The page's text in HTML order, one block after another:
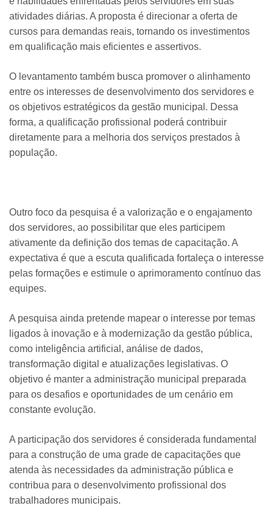
atividades diárias. A proposta é direcionar a oferta de
cursos para demandas reais, tornando os investimentos
em qualificação mais eficientes e assertivos.
O levantamento também busca promover o alinhamento
entre os interesses de desenvolvimento dos servidores e
os objetivos estratégicos da gestão municipal. Dessa
forma, a qualificação profissional poderá contribuir
diretamente para a melhoria dos serviços prestados à
população.
Outro foco da pesquisa é a valorização e o engajamento
dos servidores, ao possibilitar que eles participem
ativamente da definição dos temas de capacitação. A
expectativa é que a escuta qualificada fortaleça o interesse
pelas formações e estimule o aprimoramento contínuo das
equipes.
A pesquisa ainda pretende mapear o interesse por temas
ligados à inovação e à modernização da gestão pública,
como inteligência artificial, análise de dados,
transformação digital e atualizações legislativas. O
objetivo é manter a administração municipal preparada
para os desafios e oportunidades de um cenário em
constante evolução.
A participação dos servidores é considerada fundamental
para a construção de uma grade de capacitações que
atenda às necessidades da administração pública e
contribua para o desenvolvimento profissional dos
trabalhadores municipais.